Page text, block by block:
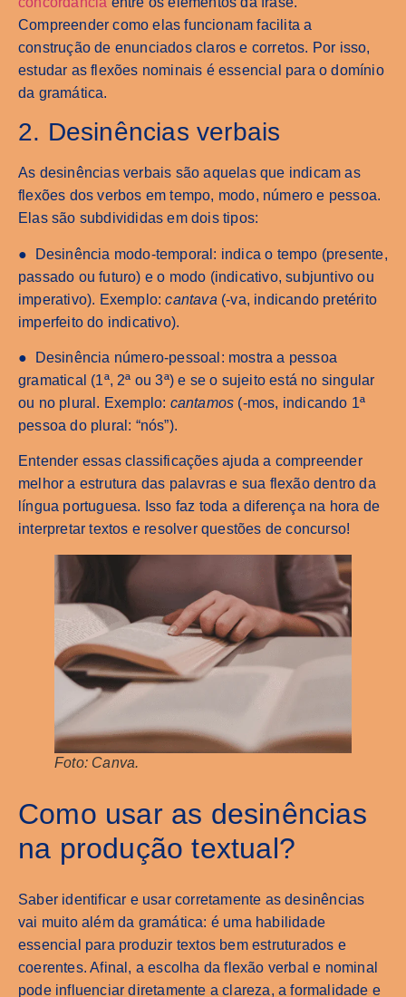
Compreender como elas funcionam facilita a
construção de enunciados claros e corretos. Por isso,
estudar as flexões nominais é essencial para o domínio
da gramática.
2. Desinências verbais
As desinências verbais são aquelas que indicam as
flexões dos verbos em tempo, modo, número e pessoa.
Elas são subdivididas em dois tipos:
● Desinência modo-temporal: indica o tempo (presente,
passado ou futuro) e o modo (indicativo, subjuntivo ou
imperativo). Exemplo:cantava (-va, indicando pretérito
imperfeito do indicativo).
● Desinência número-pessoal: mostra a pessoa
gramatical (1ª, 2ª ou 3ª) e se o sujeito está no singular
ou no plural. Exemplo: cantamos (-mos, indicando 1ª
pessoa do plural: “nós”).
Entender essas classificações ajuda a compreender
melhor a estrutura das palavras e sua flexão dentro da
língua portuguesa. Isso faz toda a diferença na hora de
interpretar textos e resolver questões de concurso!
Foto: Canva.
Como usar as desinências
na produção textual?
Saber identificar e usar corretamente as desinências
vai muito além da gramática: é uma habilidade
essencial para produzir textos bem estruturados e
coerentes. Afinal, a escolha da flexão verbal e nominal
pode influenciar diretamente a clareza, a formalidade e